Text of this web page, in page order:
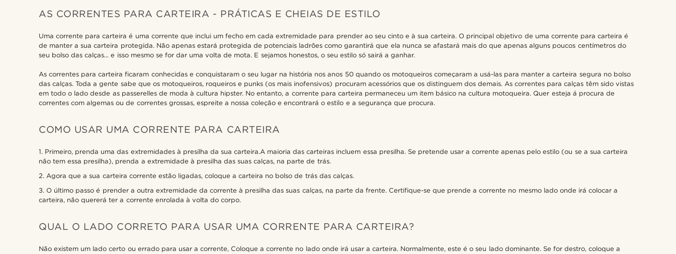
AS CORRENTES PARA CARTEIRA - PRÁTICAS E CHEIAS DE ESTILO
Uma corrente para carteira é uma corrente que inclui um fecho em cada extremidade para prender ao seu cinto e à sua carteira. O principal objetivo de uma corrente para carteira é
de manter a sua carteira protegida. Não apenas estará protegida de potenciais ladrões como garantirá que ela nunca se afastará mais do que apenas alguns poucos centímetros do
seu bolso das calças... e isso mesmo se for dar uma volta de mota. E sejamos honestos, o seu estilo só sairá a ganhar.
As correntes para carteira ficaram conhecidas e conquistaram o seu lugar na história nos anos 50 quando os motoqueiros começaram a usá-las para manter a carteira segura no bolso
das calças. Toda a gente sabe que os motoqueiros, roqueiros e punks (os mais inofensivos) procuram acessórios que os distinguem dos demais. As correntes para calças têm sido vistas
em todo o lado desde as passerelles de moda à cultura hipster. No entanto, a corrente para carteira permaneceu um item básico na cultura motoqueira. Quer esteja á procura de
correntes com algemas ou de correntes grossas, espreite a nossa coleção e encontrará o estilo e a segurança que procura.
COMO USAR UMA CORRENTE PARA CARTEIRA
1. Primeiro, prenda uma das extremidades à presilha da sua carteira.A maioria das carteiras incluem essa presilha. Se pretende usar a corrente apenas pelo estilo (ou se a sua carteira
não tem essa presilha), prenda a extremidade à presilha das suas calças, na parte de trás.
2. Agora que a sua carteira corrente estão ligadas, coloque a carteira no bolso de trás das calças.
3. O último passo é prender a outra extremidade da corrente à presilha das suas calças, na parte da frente. Certifique-se que prende a corrente no mesmo lado onde irá colocar a
carteira, não quererá ter a corrente enrolada à volta do corpo.
QUAL O LADO CORRETO PARA USAR UMA CORRENTE PARA CARTEIRA?
Não existem um lado certo ou errado para usar a corrente, Coloque a corrente no lado onde irá usar a carteira. Normalmente, este é o seu lado dominante. Se for destro, coloque a